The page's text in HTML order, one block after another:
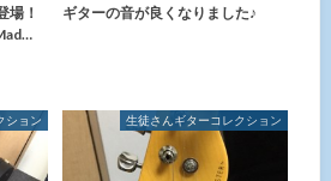
場！
ギターの音が良くなりました♪
ション 生徒さんギターコレクション